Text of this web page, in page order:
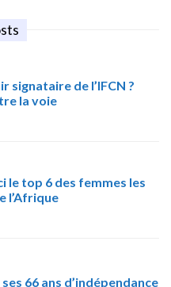
signataire de l’IFCN ?
la voie
le top 6 des femmes les
l’Afrique
66 ans d’indépendance